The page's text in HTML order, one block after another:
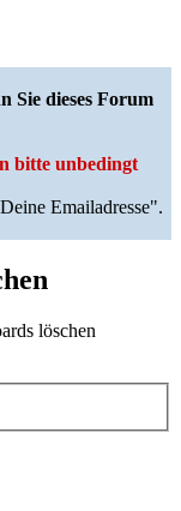
Sie dieses Forum
bitte unbedingt
Emailadresse".
löschen